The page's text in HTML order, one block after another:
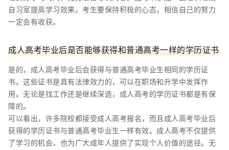
自习室提高学习效果。考生要保持积极的心态，相信自己的努力
一定会有收获。
成人高考毕业后是否能够获得和普通高考一样的学历证书
是的，成人高考毕业后会获得与普通高考毕业生相同的学历证
书。这些证书是具有法律效力的，可以在职场和升学中发挥作
用。无论是找工作还是继续深造，成人高考的学历证书都是有保
障的。
可以看出，许多院校都接受成人高考报名，而且成人高考毕业后
获得的学历证书与普通高考毕业生一样有效。成人高考不仅提供
了学习的机会，也为广大成年人提供了实现个人价值的途径。无